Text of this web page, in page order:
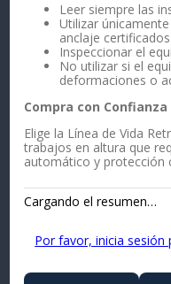
Leer siempre las
Utilizar
anclaje certificados.
Inspeccionar el
No utilizar si el
deformaciones o
Compra con Confianza
Elige la Línea de Vida
trabajos en altura que
automático y protección
Cargando el resumen…
Por favor, inicia sesión